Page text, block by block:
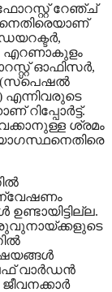
ഫോറസ്റ്റ് റേഞ്ച്
എറണാകുളം
ഓഫിസര്‍,
(സ്‌പെഷല്‍
റിപ്പോര്‍ട്ട്.
ശ്രമം
ഉണ്ടായിട്ടില്ല.
വാര്‍ഡന്‍